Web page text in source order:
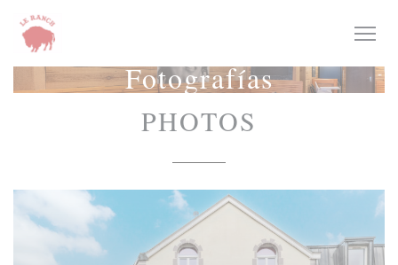
Personalización de sus opciones de cookies
Fotografías
PHOTOS